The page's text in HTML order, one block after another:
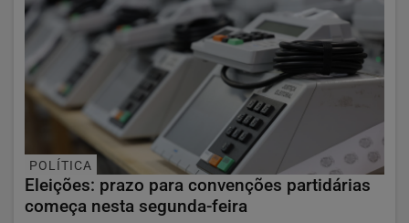
POLÍTICA
Eleições: prazo para convenções partidárias
começa nesta segunda-feira